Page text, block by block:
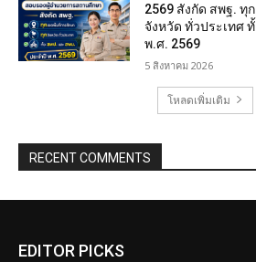
2569 สังกัด สพฐ. ทุ
จังหวัด ทั่วประเทศ
พ.ศ. 2569
5 สิงหาคม 2026
โหลดเพิ่มเติม
RECENT COMMENTS
EDITOR PICKS